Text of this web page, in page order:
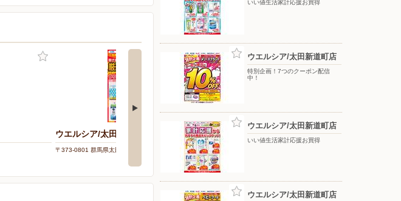
ウエルシア/太田台之郷店
〒373-0801 群馬県太田市台之郷町1057-1
ウエルシア/太田石原店
〒373-0809 群馬県太田市茂木町918
いい値生活家計応援お買得
ウエルシア/太田新道町店
特別企画！7つのクーポン配信
中！
ウエルシア/太田新道町店
いい値生活家計応援お買得
ウエルシア/太田新道町店